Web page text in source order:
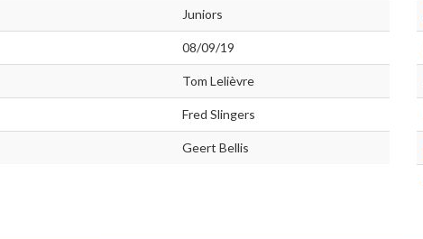
Juniors
08/09/19
Tom Lelièvre
Fred Slingers
Geert Bellis